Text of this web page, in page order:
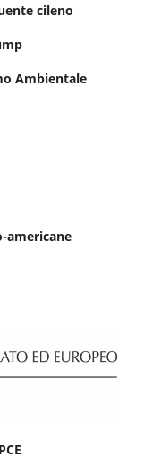
cileno
Ambientale
americane